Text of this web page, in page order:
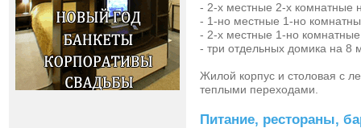
- 2-х местные 2-х комнатные
- 1-но местные 1-но
- 2-х местные 1-но
- три отдельных домика на 8
Жилой корпус и столовая с
теплыми переходами.
Питание, рестораны,